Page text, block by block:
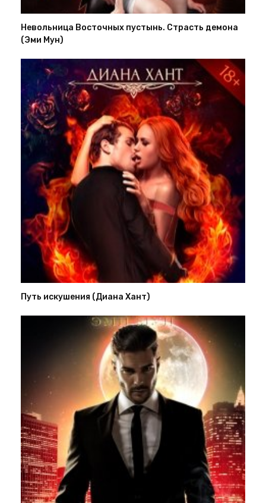
Невольница Восточных пустынь. Страсть демона
(Эми Мун)
Путь искушения (Диана Хант)